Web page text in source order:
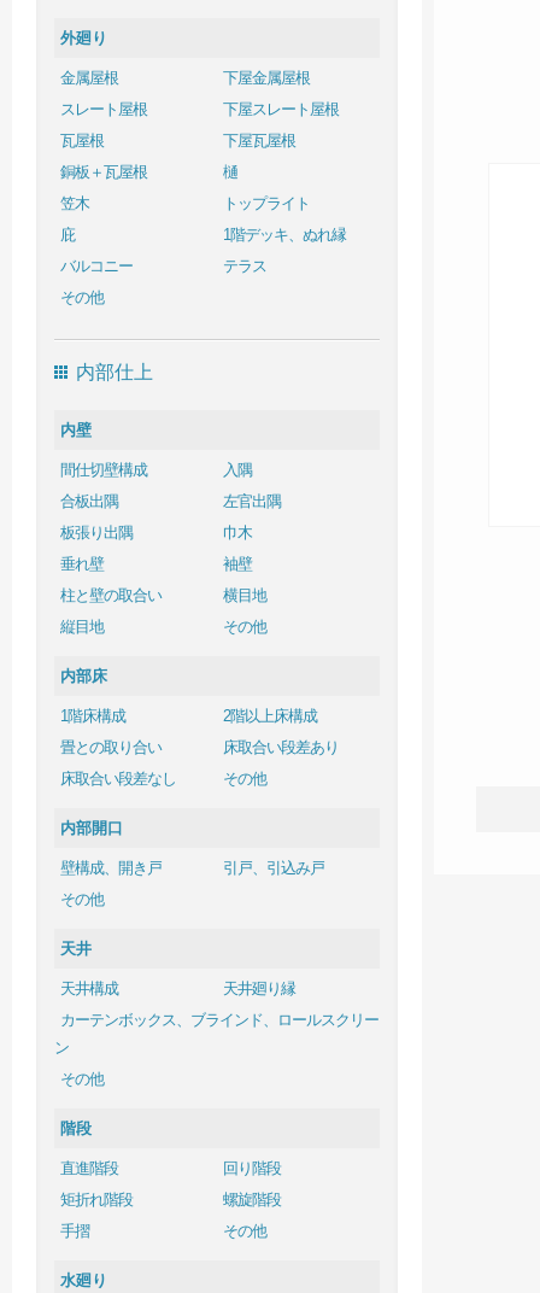
外廻り
金属屋根
下屋金属屋根
スレート屋根
下屋スレート屋根
瓦屋根
下屋瓦屋根
銅板＋瓦屋根
樋
笠木
トップライト
庇
1階デッキ、ぬれ縁
バルコニー
テラス
その他
内部仕上
内壁
間仕切壁構成
入隅
合板出隅
左官出隅
板張り出隅
巾木
垂れ壁
袖壁
柱と壁の取合い
横目地
縦目地
その他
内部床
1階床構成
2階以上床構成
畳との取り合い
床取合い段差あり
床取合い段差なし
その他
内部開口
壁構成、開き戸
引戸、引込み戸
その他
天井
天井構成
天井廻り縁
カーテンボックス、ブラインド、ロールスクリー
ン
その他
階段
直進階段
回り階段
矩折れ階段
螺旋階段
手摺
その他
水廻り